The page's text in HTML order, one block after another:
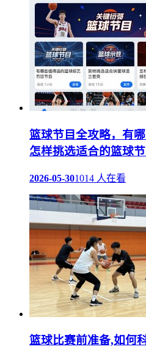
篮球节目全攻略，有
怎样挑选适合的篮球
2026-05-301014 人在看
篮球比赛前准备,如何